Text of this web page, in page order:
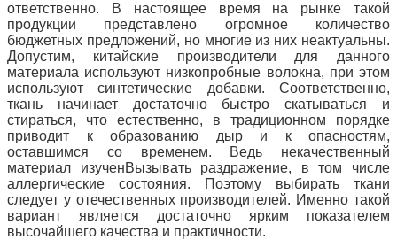
ответственно.
В настоящее время на рынке такой
продукции представлено огромное количество
бюджетных предложений, но многие из них неактуальны.
Допустим, китайские производители для данного
материала используют низкопробные волокна, при этом
используют синтетические добавки. Соответственно,
ткань начинает достаточно быстро скатываться и
стираться, что естественно, в традиционном порядке
приводит к образованию дыр и к опасностям,
оставшимся со временем.
Ведь некачественный
материал изученВызывать раздражение, в том числе
аллергические состояния.
Поэтому выбирать ткани
следует у отечественных производителей. Именно такой
вариант является достаточно ярким показателем
высочайшего качества и практичности.